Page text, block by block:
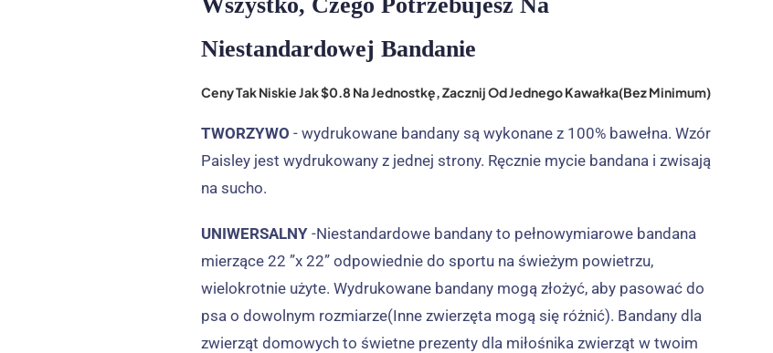
Niestandardowej Bandanie
Ceny Tak Niskie Jak $0.8 Na Jednostkę, Zacznij Od Jednego Kawałka(Bez Minimum)
TWORZYWO - wydrukowane bandany są wykonane z 100% bawełna. Wzór
Paisley jest wydrukowany z jednej strony. Ręcznie mycie bandana i zwisają
na sucho.
UNIWERSALNY -Niestandardowe bandany to pełnowymiarowe bandana
mierzące 22 ”x 22” odpowiednie do sportu na świeżym powietrzu,
wielokrotnie użyte. Wydrukowane bandany mogą złożyć, aby pasować do
psa o dowolnym rozmiarze(Inne zwierzęta mogą się różnić). Bandany dla
zwierząt domowych to świetne prezenty dla miłośnika zwierząt w twoim